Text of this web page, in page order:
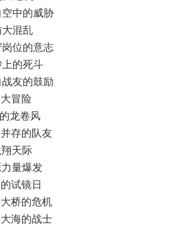
中的威胁
混乱
位的意志
的死斗
友的鼓励
冒险
龙卷风
存的队友
天际
量爆发
试镜日
桥的危机
海的战士